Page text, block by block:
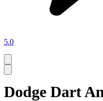
5.0
Dodge Dart